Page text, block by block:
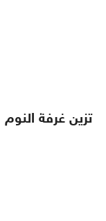
تزين غرفة النوم